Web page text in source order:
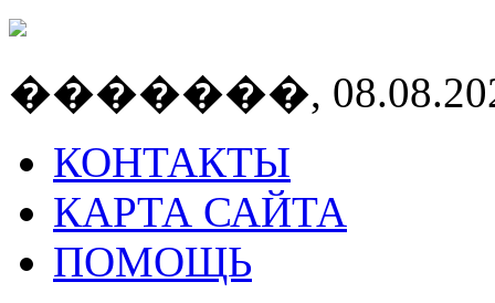
�������,
КОНТАКТЫ
КАРТА САЙТА
ПОМОЩЬ